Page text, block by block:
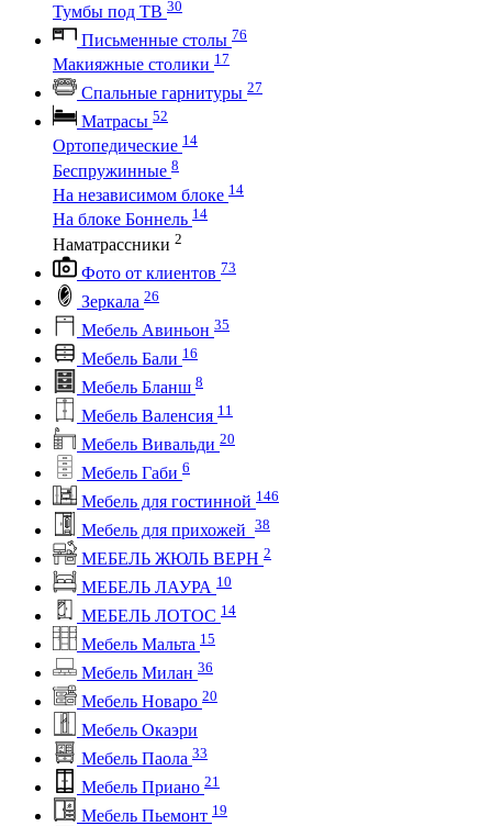
Тумбы под ТВ 30
Письменные столы 76
Макияжные столики 17
Спальные гарнитуры 27
Матрасы 52
Ортопедические 14
Беспружинные 8
На независимом блоке 14
На блоке Боннель 14
Наматрассники 2
Фото от клиентов 73
Зеркала 26
Мебель Авиньон 35
Мебель Бали 16
Мебель Бланш 8
Мебель Валенсия 11
Мебель Вивальди 20
Мебель Габи 6
Мебель для гостинной 146
Мебель для прихожей 38
МЕБЕЛЬ ЖЮЛЬ ВЕРН 2
МЕБЕЛЬ ЛАУРА 10
МЕБЕЛЬ ЛОТОС 14
Мебель Мальта 15
Мебель Милан 36
Мебель Новаро 20
Мебель Окаэри
Мебель Паола 33
Мебель Приано 21
Мебель Пьемонт 19